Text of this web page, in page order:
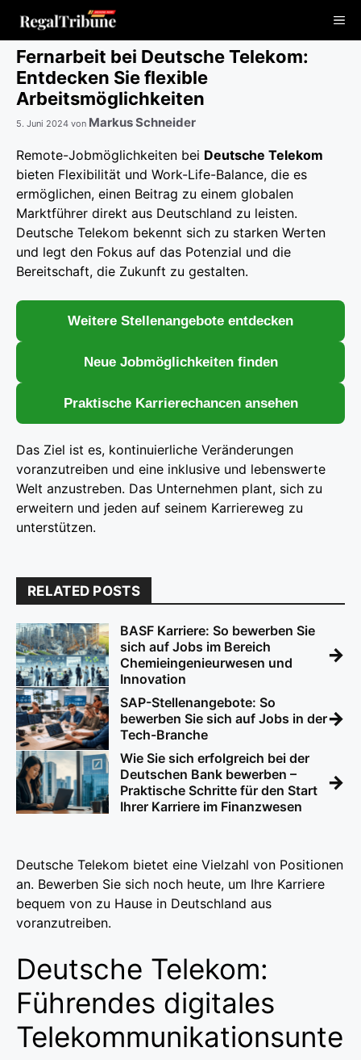
Inhalt
springen
Fernarbeit bei Deutsche Telekom:
Entdecken Sie flexible
Arbeitsmöglichkeiten
5. Juni 2024 von Markus Schneider
Remote-Jobmöglichkeiten bei Deutsche Telekom
bieten Flexibilität und Work-Life-Balance, die es
ermöglichen, einen Beitrag zu einem globalen
Marktführer direkt aus Deutschland zu leisten.
Deutsche Telekom bekennt sich zu starken Werten
und legt den Fokus auf das Potenzial und die
Bereitschaft, die Zukunft zu gestalten.
Weitere Stellenangebote entdecken
Neue Jobmöglichkeiten finden
Praktische Karrierechancen ansehen
Das Ziel ist es, kontinuierliche Veränderungen
voranzutreiben und eine inklusive und lebenswerte
Welt anzustreben. Das Unternehmen plant, sich zu
erweitern und jeden auf seinem Karriereweg zu
unterstützen.
RELATED POSTS
BASF Karriere: So bewerben Sie
sich auf Jobs im Bereich
Chemieingenieurwesen und
Innovation
→
SAP-Stellenangebote: So
bewerben Sie sich auf Jobs in der
Tech-Branche
→
Wie Sie sich erfolgreich bei der
Deutschen Bank bewerben –
Praktische Schritte für den Start
Ihrer Karriere im Finanzwesen
→
Deutsche Telekom bietet eine Vielzahl von Positionen
an. Bewerben Sie sich noch heute, um Ihre Karriere
bequem von zu Hause in Deutschland aus
voranzutreiben.
Deutsche Telekom:
Führendes digitales
Telekommunikationsunte